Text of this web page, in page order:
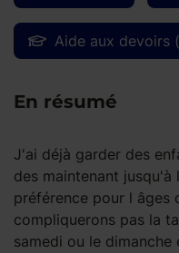
Aide aux devoirs
En résumé
J'ai déjà garder des
des maintenant
préférence pour l âges
compliquerons pas la
samedi ou le